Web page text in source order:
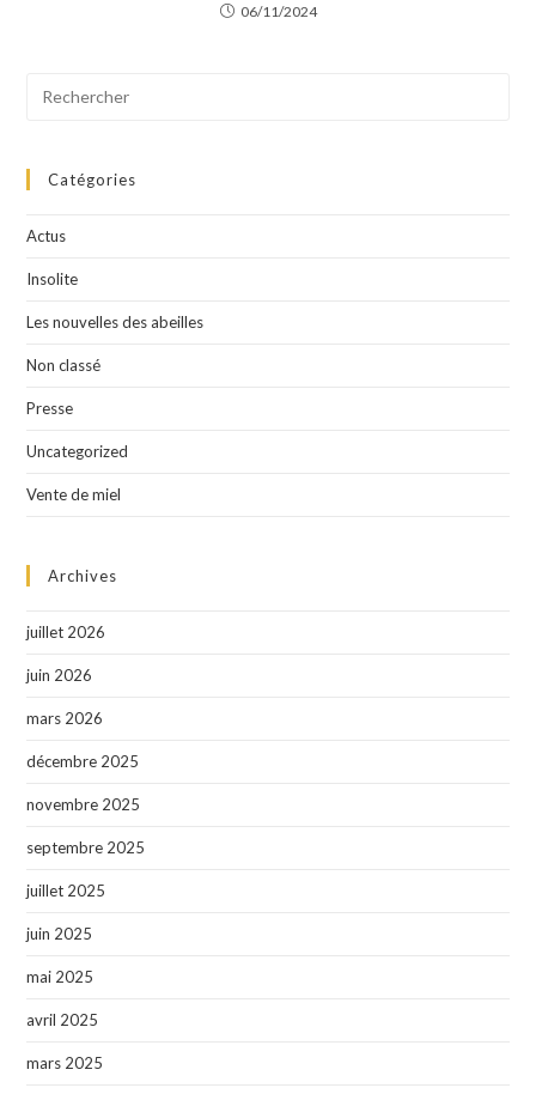
06/11/2024
Catégories
Actus
Insolite
Les nouvelles des abeilles
Non classé
Presse
Uncategorized
Vente de miel
Archives
juillet 2026
juin 2026
mars 2026
décembre 2025
novembre 2025
septembre 2025
juillet 2025
juin 2025
mai 2025
avril 2025
mars 2025